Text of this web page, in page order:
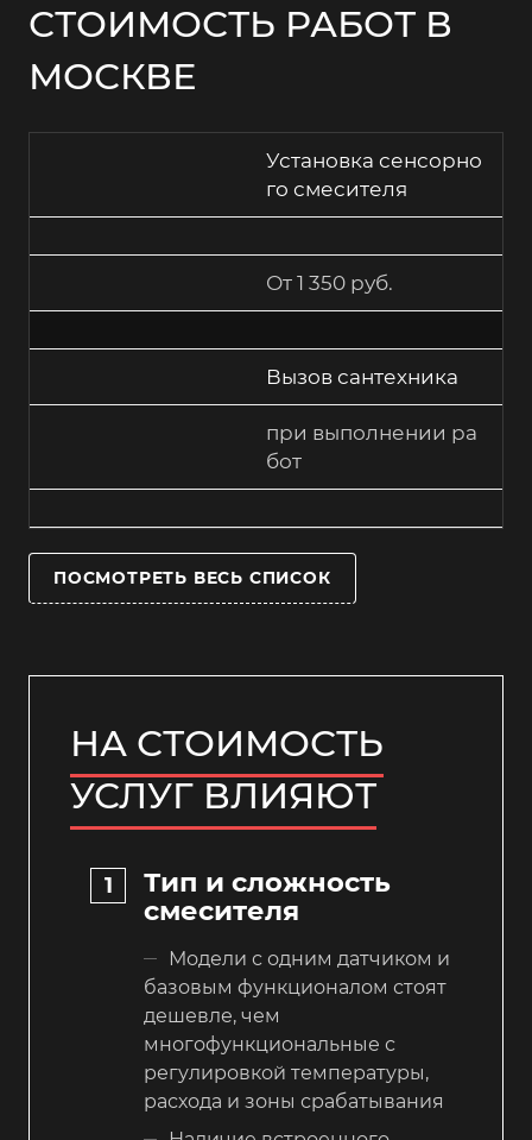
СТОИМОСТЬ РАБОТ В
МОСКВЕ
Установка сенсорно
го смесителя
От 1 350 руб.
Вызов сантехника
при выполнении ра
бот
ПОСМОТРЕТЬ ВЕСЬ СПИСОК
НА СТОИМОСТЬ
УСЛУГ ВЛИЯЮТ
Тип и сложность
смесителя
Модели с одним датчиком и
базовым функционалом стоят
дешевле, чем
многофункциональные с
регулировкой температуры,
расхода и зоны срабатывания